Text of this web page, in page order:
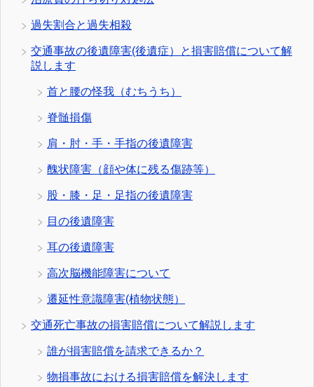
過失割合と過失相殺
交通事故の後遺障害(後遺症）と損害賠償について解
説します
首と腰の怪我（むちうち）
脊髄損傷
肩・肘・手・手指の後遺障害
醜状障害（顔や体に残る傷跡等）
股・膝・足・足指の後遺障害
目の後遺障害
耳の後遺障害
高次脳機能障害について
遷延性意識障害(植物状態）
交通死亡事故の損害賠償について解説します
誰が損害賠償を請求できるか？
物損事故における損害賠償を解決します